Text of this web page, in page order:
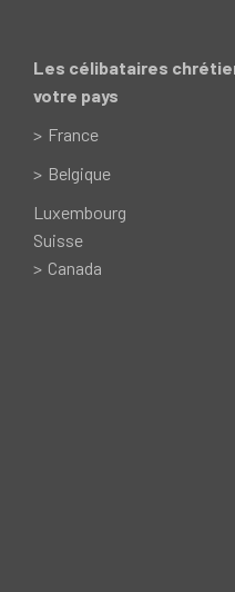
Les célibataires
votre pays
France
Belgique
Luxembourg
Suisse
Canada